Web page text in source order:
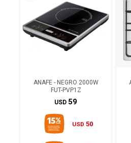
ANAFE - NEGRO 2000W
FUT-PVP1Z
USD 59
USD 50